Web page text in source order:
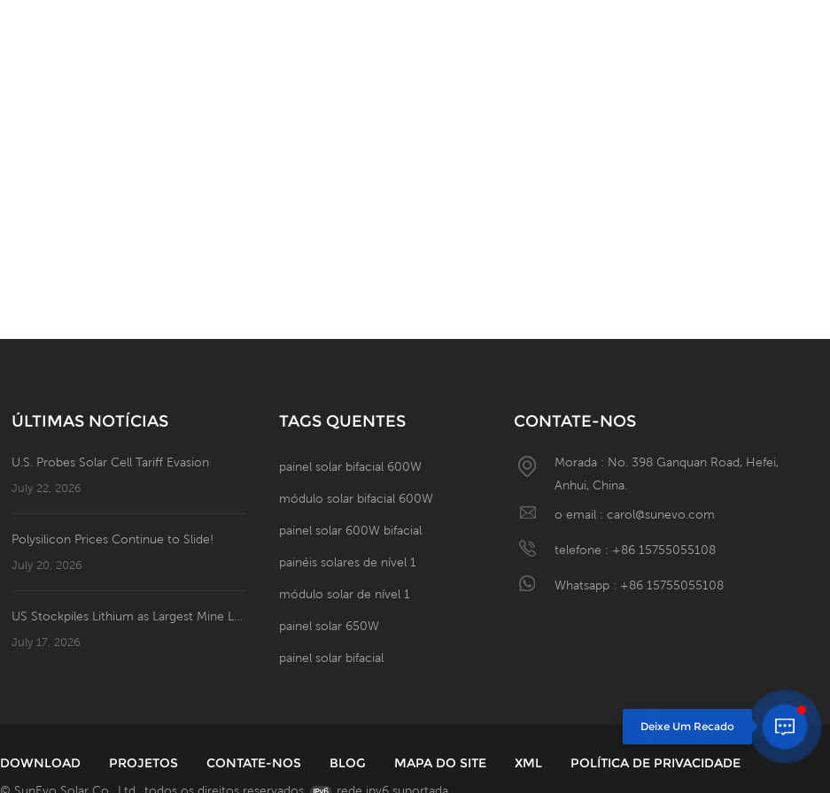
ÚLTIMAS NOTÍCIAS
U.S. Probes Solar Cell Tariff Evasion
July 22, 2026
Polysilicon Prices Continue to Slide!
July 20, 2026
July 17, 2026
TAGS QUENTES
painel solar bifacial 600W
módulo solar bifacial 600W
painel solar 600W bifacial
painéis solares de nível 1
módulo solar de nível 1
painel solar 650W
painel solar bifacial
CONTATE-NOS
Morada : No. 398 Ganquan Road, Hefei,
Anhui, China.
o email : carol@sunevo.com
telefone : +86 15755055108
Whatsapp : +86 15755055108
DOWNLOAD PROJETOS CONTATE-NOS BLOG MAPA DO SITE XML POLÍTICA DE PRIVACIDADE